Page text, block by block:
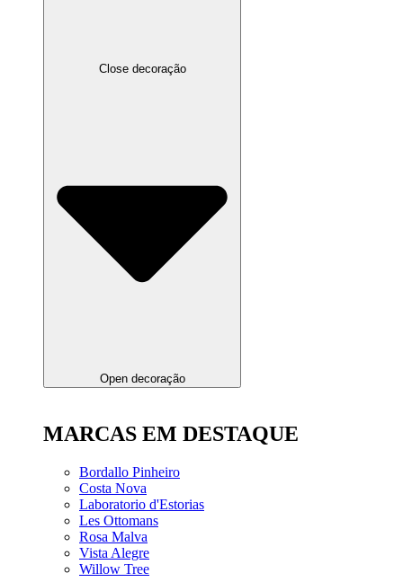
Close decoração
Open decoração
MARCAS EM DESTAQUE
Bordallo Pinheiro
Costa Nova
Laboratorio d'Estorias
Les Ottomans
Rosa Malva
Vista Alegre
Willow Tree